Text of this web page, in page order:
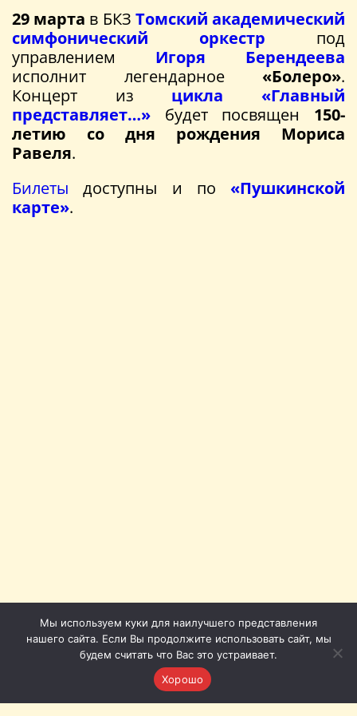
29 марта в БКЗ Томский академический
симфонический оркестр под
управлением Игоря Берендеева
исполнит легендарное «Болеро».
Концерт из цикла «Главный
представляет…» будет посвящен 150-
летию со дня рождения Мориса
Равеля.
Билеты доступны и по «Пушкинской
карте».
Мы используем куки для наилучшего представления
нашего сайта. Если Вы продолжите использовать сайт, мы
будем считать что Вас это устраивает.
Хорошо